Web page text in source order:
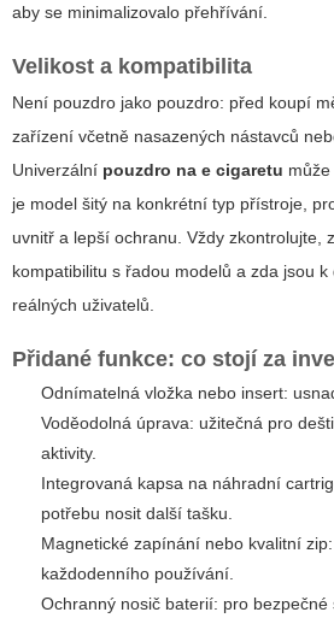
aby se minimalizovalo přehřívání.
Velikost a kompatibilita
Není pouzdro jako pouzdro: před koupí
zařízení včetně nasazených nástavců
Univerzální pouzdro na e cigaretu
je model šitý na konkrétní typ přístroje,
uvnitř a lepší ochranu. Vždy zkontrolujte,
kompatibilitu s řadou modelů a zda jsou k
reálných uživatelů.
Přidané funkce: co stojí za
Odnímatelná vložka nebo insert:
Voděodolná úprava: užitečná pro
aktivity.
Integrovaná kapsa na náhradní
potřebu nosit další tašku.
Magnetické zapínání nebo kvalitní
každodenního používání.
Ochranný nosič baterií: pro